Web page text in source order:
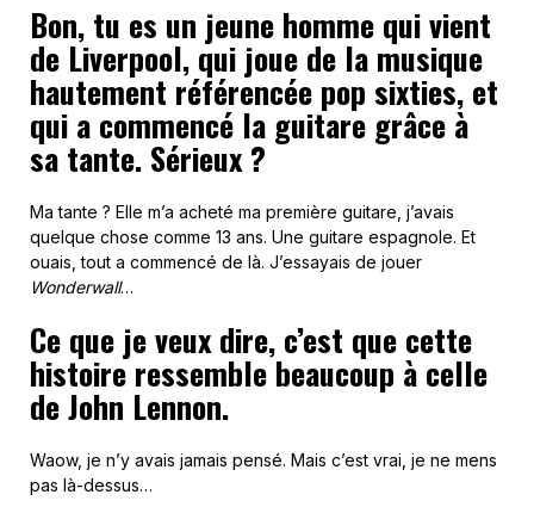
Bon, tu es un jeune homme qui vient
de Liverpool, qui joue de la musique
hautement référencée pop sixties, et
qui a commencé la guitare grâce à
sa tante. Sérieux ?
Ma tante ? Elle m’a acheté ma première guitare, j’avais
quelque chose comme 13 ans. Une guitare espagnole. Et
ouais, tout a commencé de là. J’essayais de jouer
Wonderwall…
Ce que je veux dire, c’est que cette
histoire ressemble beaucoup à celle
de John Lennon.
Waow, je n’y avais jamais pensé. Mais c’est vrai, je ne mens
pas là-dessus…